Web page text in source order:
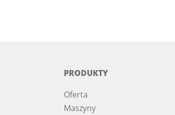
PRODUKTY
Oferta
Maszyny